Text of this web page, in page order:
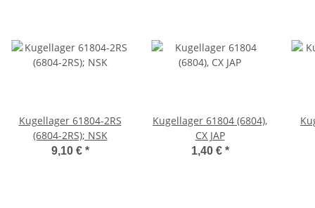
Kugellager 61804-2RS
(6804-2RS); NSK
9,10 € *
Kugellager 61804 (6804),
CX JAP
1,40 € *